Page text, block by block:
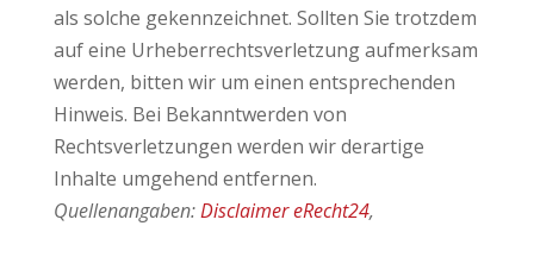
als solche gekennzeichnet. Sollten Sie trotzdem
auf eine Urheberrechtsverletzung aufmerksam
werden, bitten wir um einen entsprechenden
Hinweis. Bei Bekanntwerden von
Rechtsverletzungen werden wir derartige
Inhalte umgehend entfernen.
Quellenangaben:Disclaimer eRecht24,